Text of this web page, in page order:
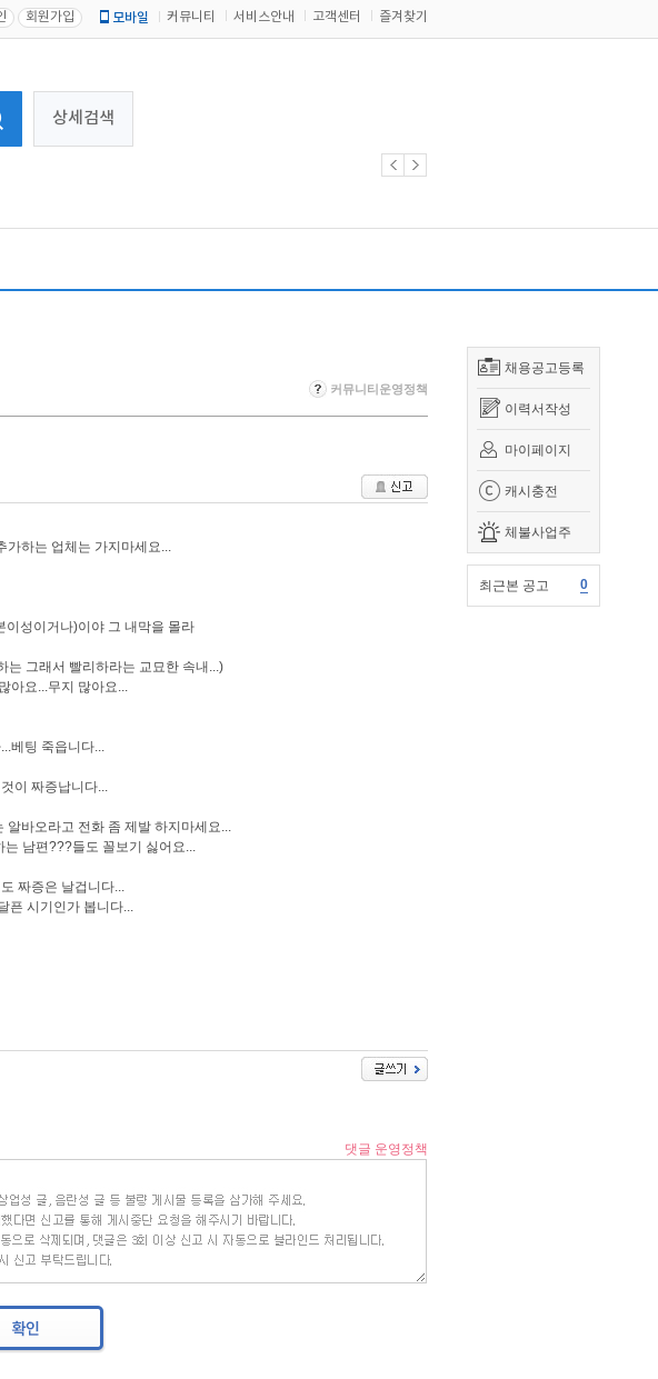
회원가입 모바일 커뮤니티 서비스안내 고객센터 즐겨찾기
상세검색
채용공고등록
이력서작성
마이페이지
캐시충전
체불사업주
최근본 공고 0
커뮤니티운영정책
가하는 업체는 가지마세요...
이성이거나)이야 그 내막을 몰라
는 그래서 빨리하라는 교묘한 속내...)
아요...무지 많아요...
베팅 죽읍니다...
이 짜증납니다...
바오라고 전화 좀 제발 하지마세요...
남편???들도 꼴보기 싫어요...
짜증은 날겁니다...
픈 시기인가 봅니다...